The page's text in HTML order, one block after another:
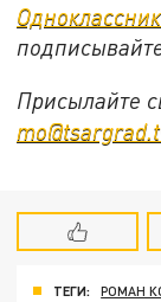
Присылайте
ТЕГИ: РОМАН